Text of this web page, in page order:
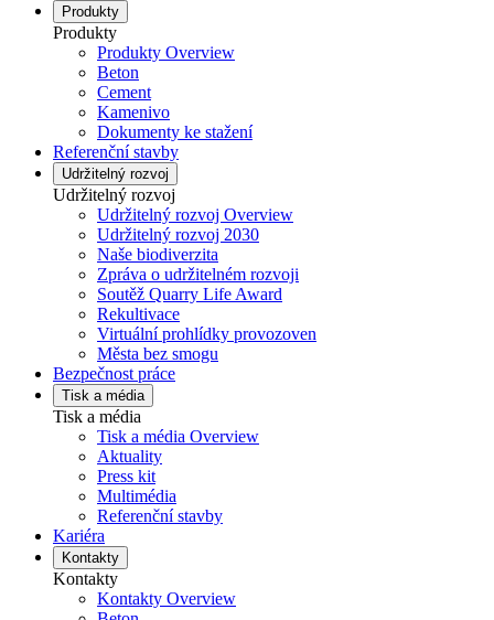
Produkty
Produkty
Produkty Overview
Beton
Cement
Kamenivo
Dokumenty ke stažení
Referenční stavby
Udržitelný rozvoj
Udržitelný rozvoj
Udržitelný rozvoj Overview
Udržitelný rozvoj 2030
Naše biodiverzita
Zpráva o udržitelném rozvoji
Soutěž Quarry Life Award
Rekultivace
Virtuální prohlídky provozoven
Města bez smogu
Bezpečnost práce
Tisk a média
Tisk a média
Tisk a média Overview
Aktuality
Press kit
Multimédia
Referenční stavby
Kariéra
Kontakty
Kontakty
Kontakty Overview